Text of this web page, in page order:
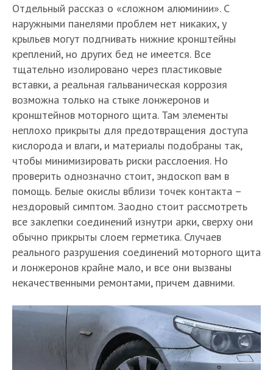
Отдельный рассказ о «сложном алюминии». С
наружными панелями проблем нет никаких, у
крыльев могут подгнивать нижние кронштейны
креплений, но других бед не имеется. Все
тщательно изолировано через пластиковые
вставки, а реальная гальваническая коррозия
возможна только на стыке лонжеронов и
кронштейнов моторного щита. Там элементы
неплохо прикрыты для предотвращения доступа
кислорода и влаги, и материалы подобраны так,
чтобы минимизировать риски расслоения. Но
проверить однозначно стоит, эндоскоп вам в
помощь. Белые окислы вблизи точек контакта –
нездоровый симптом. Заодно стоит рассмотреть
все заклепки соединений изнутри арки, сверху они
обычно прикрыты слоем герметика. Случаев
реального разрушения соединений моторного щита
и лонжеронов крайне мало, и все они вызваны
некачественными ремонтами, причем давними.